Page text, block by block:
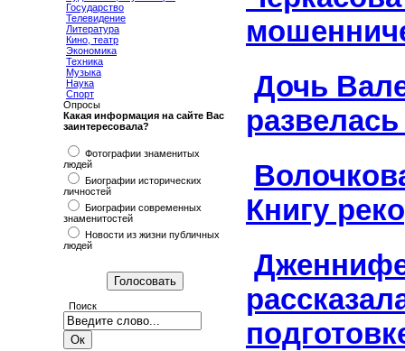
Государство
Телевидение
Литература
Кино, театр
Экономика
Техника
Музыка
Наука
Спорт
Опросы
Какая информация на сайте Вас
заинтересовала?
Фотографии знаменитых
людей
Биографии исторических
личностей
Биографии современных
знаменитостей
Новости из жизни публичных
людей
Поиск
Дочь
Книгу